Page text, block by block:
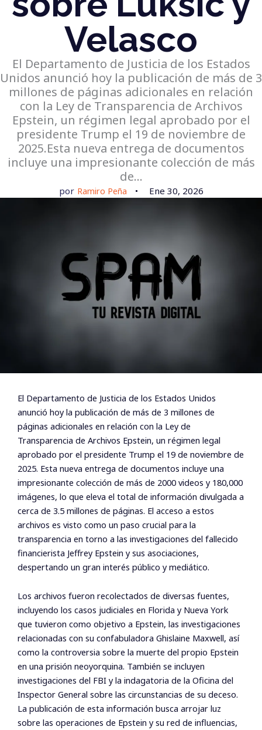
Velasco
El Departamento de Justicia de los Estados
Unidos anunció hoy la publicación de más de 3
millones de páginas adicionales en relación
con la Ley de Transparencia de Archivos
Epstein, un régimen legal aprobado por el
presidente Trump el 19 de noviembre de
2025.Esta nueva entrega de documentos
incluye una impresionante colección de más
de…
por Ramiro Peña Ene 30, 2026
El Departamento de Justicia de los Estados Unidos
anunció hoy la publicación de más de 3 millones de
páginas adicionales en relación con la Ley de
Transparencia de Archivos Epstein, un régimen legal
aprobado por el presidente Trump el 19 de noviembre de
2025. Esta nueva entrega de documentos incluye una
impresionante colección de más de 2000 videos y 180,000
imágenes, lo que eleva el total de información divulgada a
cerca de 3.5 millones de páginas. El acceso a estos
archivos es visto como un paso crucial para la
transparencia en torno a las investigaciones del fallecido
financierista Jeffrey Epstein y sus asociaciones,
despertando un gran interés público y mediático.
Los archivos fueron recolectados de diversas fuentes,
incluyendo los casos judiciales en Florida y Nueva York
que tuvieron como objetivo a Epstein, las investigaciones
relacionadas con su confabuladora Ghislaine Maxwell, así
como la controversia sobre la muerte del propio Epstein
en una prisión neoyorquina. También se incluyen
investigaciones del FBI y la indagatoria de la Oficina del
Inspector General sobre las circunstancias de su deceso.
La publicación de esta información busca arrojar luz
sobre las operaciones de Epstein y su red de influencias,